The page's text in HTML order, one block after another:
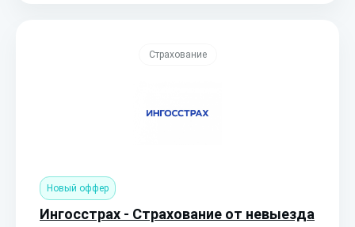
Страхование
Новый оффер
Ингосстрах - Страхование от невыезда